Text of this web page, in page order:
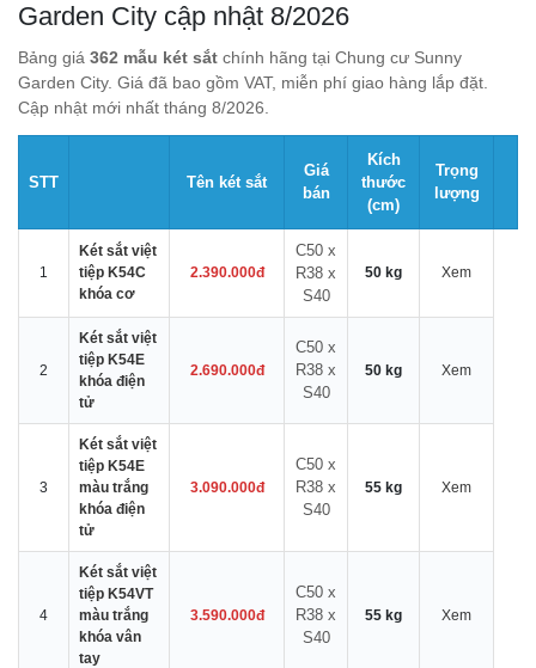
Garden City cập nhật 8/2026
Bảng giá 362 mẫu két sắt chính hãng tại Chung cư Sunny
Garden City. Giá đã bao gồm VAT, miễn phí giao hàng lắp đặt.
Cập nhật mới nhất tháng 8/2026.
STT Tên két sắt
Giá
bán
Kích
thước
(cm)
Trọng
lượng
1
Két sắt việt
tiệp K54C
khóa cơ
2.390.000đ
C50 x
R38 x
S40
50 kg Xem
2
Két sắt việt
tiệp K54E
khóa điện
tử
2.690.000đ
C50 x
R38 x
S40
50 kg Xem
3
Két sắt việt
tiệp K54E
màu trắng
khóa điện
tử
3.090.000đ
C50 x
R38 x
S40
55 kg Xem
4
Két sắt việt
tiệp K54VT
màu trắng
khóa vân
tay
3.590.000đ
C50 x
R38 x
S40
55 kg Xem